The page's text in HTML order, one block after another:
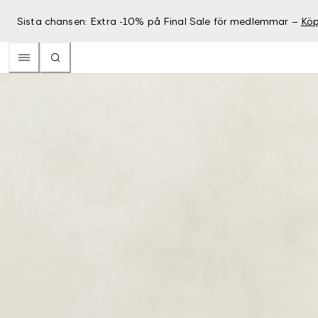
Sista chansen: Extra -10% på Final Sale för medlemmar –